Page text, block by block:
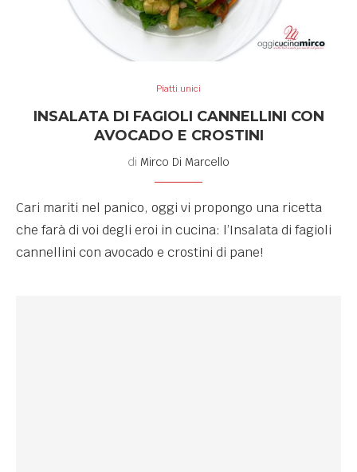
Piatti unici
INSALATA DI FAGIOLI CANNELLINI CON
AVOCADO E CROSTINI
di Mirco Di Marcello
Cari mariti nel panico, oggi vi propongo una ricetta
che farà di voi degli eroi in cucina: l’Insalata di fagioli
cannellini con avocado e crostini di pane!